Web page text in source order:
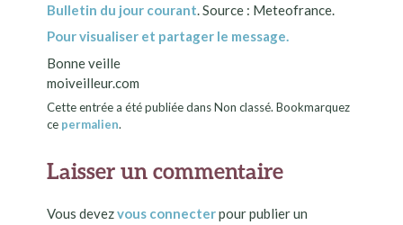
Bulletin du jour courant . Source : Meteofrance.
Pour visualiser et partager le message.
Bonne veille
moiveilleur.com
Cette entrée a été publiée dans Non classé. Bookmarquez
ce permalien.
Laisser un commentaire
Vous devezvous connecterpour publier un